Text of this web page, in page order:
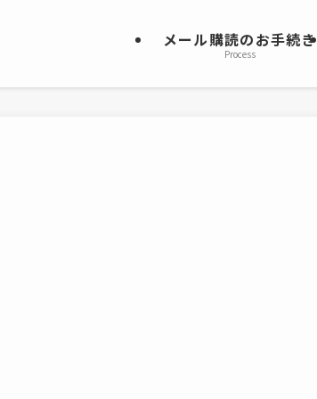
メール購読のお手続き
Process